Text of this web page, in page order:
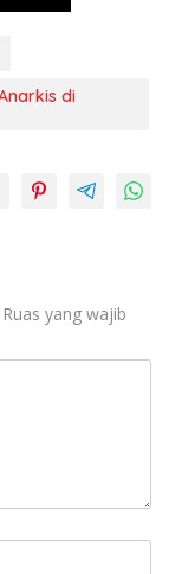
di
Ruas yang wajib